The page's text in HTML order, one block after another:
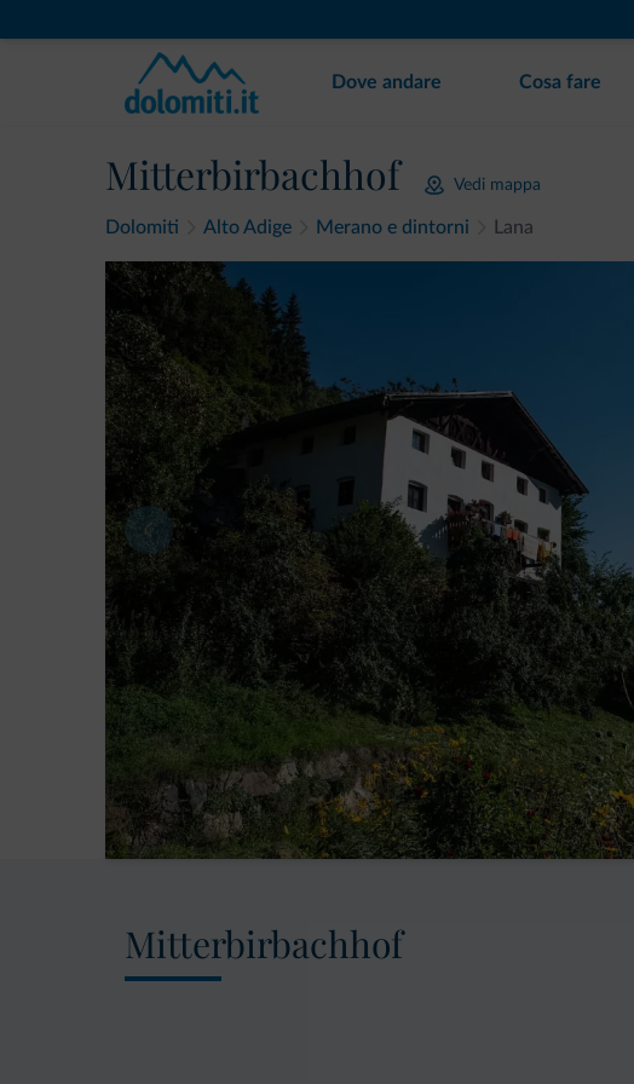
Dove andare Cosa fare
Mitterbirbachhof Vedi mappa
Dolomiti Alto Adige Merano e dintorni Lana
Mitterbirbachhof